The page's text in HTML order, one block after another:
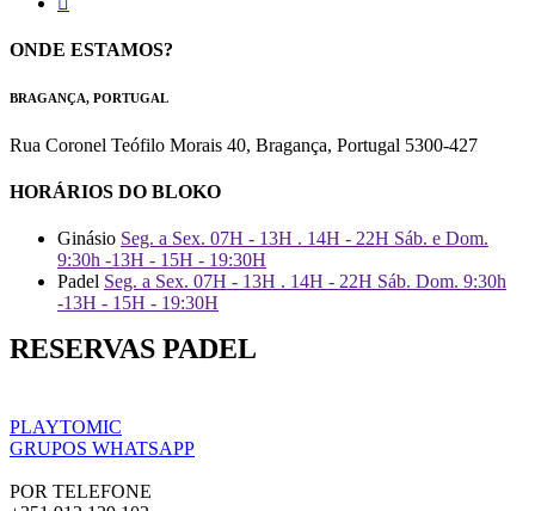
ONDE ESTAMOS?
BRAGANÇA, PORTUGAL
Rua Coronel Teófilo Morais 40, Bragança, Portugal 5300-427
HORÁRIOS DO BLOKO
Ginásio Seg. a Sex. 07H - 13H . 14H - 22H Sáb. e Dom.
9:30h -13H - 15H - 19:30H
Padel Seg. a Sex. 07H - 13H . 14H - 22H Sáb. Dom. 9:30h
-13H - 15H - 19:30H
RESERVAS PADEL
PLAYTOMIC
GRUPOS WHATSAPP
POR TELEFONE